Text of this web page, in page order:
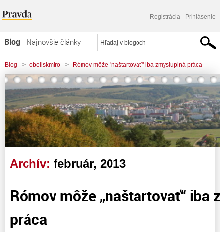
Registrácia Prihlásenie
Blog
Najnovšie články
Najčítanejšie články
Najkomentovanejšie články
Zoznam blogov
Komerčné blogy
Blog > obeliskmiro > Rómov môže "naštartovať" iba zmysluplná práca
Archív: február, 2013
Rómov môže „naštartovať“ iba
práca